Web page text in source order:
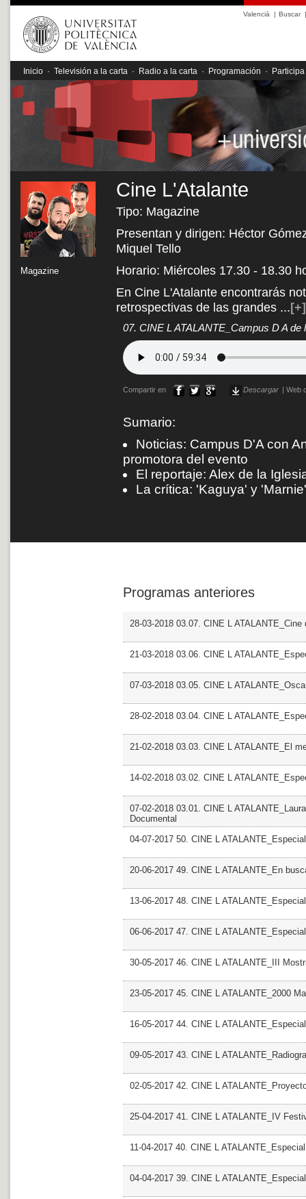
Valencià | Buscar|
Inicio · Televisión a la carta · Radio a la carta · Programación · Participa
Magazine
Cine L'Atalante
Tipo: Magazine
Presentan y dirigen: Héctor
Miquel Tello
Horario: Miércoles 17.30 - 18.30
En Cine L'Atalante encontrarás
retrospectivas de las grandes ...[+]
07. CINE L ATALANTE_Campus D A
Compartir en Descargar Web
Sumario:
Noticias: Campus D'A con
promotora del evento
El reportaje: Alex de la
La crítica: 'Kaguya' y 'Marnie'
Programas anteriores
28-03-2018 03.07. CINE L
21-03-2018 03.06. CINE L
07-03-2018 03.05. CINE L
28-02-2018 03.04. CINE L
21-02-2018 03.03. CINE L ATALANTE_El
14-02-2018 03.02. CINE L
07-02-2018 03.01. CINE L
Documental
04-07-2017 50. CINE L
20-06-2017 49. CINE L ATALANTE_En
13-06-2017 48. CINE L
06-06-2017 47. CINE L
30-05-2017 46. CINE L ATALANTE_III
23-05-2017 45. CINE L ATALANTE_2000
16-05-2017 44. CINE L
09-05-2017 43. CINE L
02-05-2017 42. CINE L
25-04-2017 41. CINE L ATALANTE_IV
11-04-2017 40. CINE L
04-04-2017 39. CINE L